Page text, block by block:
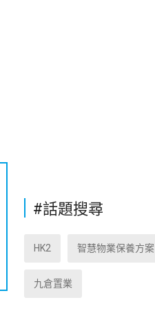
#話題搜尋
HK2 智慧物業保養方案
九倉置業